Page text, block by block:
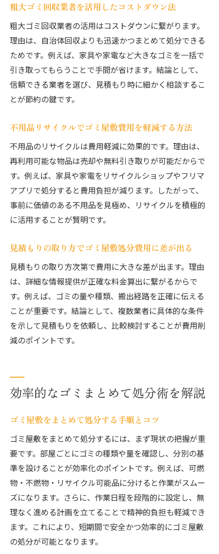
粗大ゴミ回収業者を活用したコストダウン法
粗大ゴミ回収業者の活用はコストダウンに繋がります。
理由は、自治体回収よりも迅速かつまとめて処分できる
ためです。例えば、家具や家電など大きなゴミを一括で
引き取ってもらうことで手間が省けます。結論として、
信頼できる業者を選び、見積もり時に細かく相談するこ
とが節約の鍵です。
不用品リサイクルでゴミ屋敷費用を軽減する方法
不用品のリサイクルは費用軽減に効果的です。理由は、
再利用可能な物品は売却や無料引き取りが可能だからで
す。例えば、家具や家電をリサイクルショップやフリマ
アプリで処分すると費用負担が減ります。したがって、
事前に価値のある不用品を見極め、リサイクルを積極的
に活用することが賢明です。
見積もりの取り方でゴミ屋敷処分費用に差が出る
見積もりの取り方次第で費用に大きな差が出ます。理由
は、詳細な情報提供が正確な料金算出に繋がるからで
す。例えば、ゴミの量や種類、搬出経路を正確に伝える
ことが重要です。結論として、複数業者に具体的な条件
を示して見積もりを依頼し、比較検討することが費用削
減のポイントです。
効率的なゴミまとめて処分術を解説
ゴミ屋敷をまとめて処分する手順とコツ
ゴミ屋敷をまとめて処分するには、まず現状の把握が重
要です。部屋ごとにゴミの種類や量を確認し、分別の基
準を設けることが効率化のポイントです。例えば、可燃
物・不燃物・リサイクル可能品に分けると作業がスムー
ズになります。さらに、作業日程を段階的に設定し、無
理なく進める計画を立てることで精神的負担も軽減でき
ます。これにより、短期間で安全かつ効率的にゴミ屋敷
の処分が可能となります。